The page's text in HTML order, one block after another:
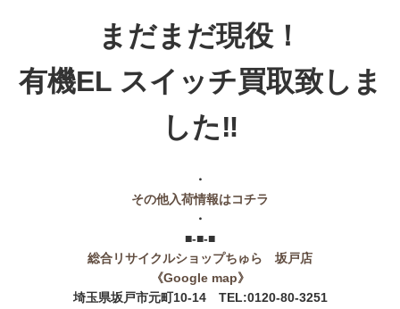
まだまだ現役！
有機EL スイッチ買取致しま
した‼
・
その他入荷情報はコチラ
・
■-■-■
総合リサイクルショップちゅら 坂戸店
《Google map》
埼玉県坂戸市元町10-14 TEL:0120-80-3251